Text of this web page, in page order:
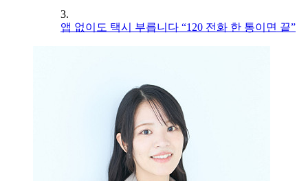
3.
앱 없이도 택시 부릅니다 “120 전화 한 통이면 끝”